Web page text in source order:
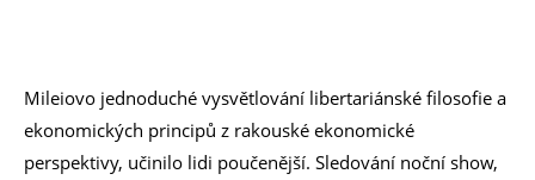
Mileiovo jednoduché vysvětlování libertariánské filosofie a
ekonomických principů z rakouské ekonomické
perspektivy, učinilo lidi poučenější. Sledování noční show,